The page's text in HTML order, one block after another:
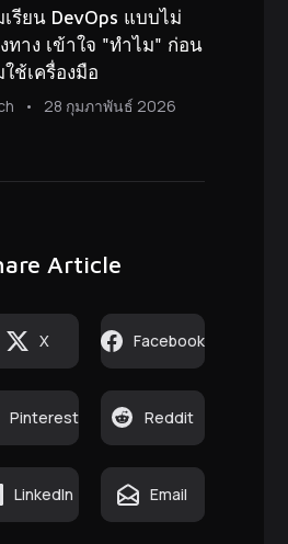
เรียน DevOps แบบไม่
ทาง เข้าใจ "ทำไม" ก่อน
ใช้เครื่องมือ
28 กุมภาพันธ์ 2026
Article
X Facebook
Pinterest Reddit
LinkedIn Email